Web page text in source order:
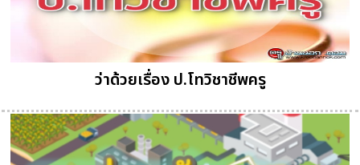
ว่าด้วยเรื่อง ป.โทวิชาชีพครู